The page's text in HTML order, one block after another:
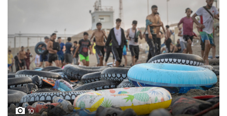
10